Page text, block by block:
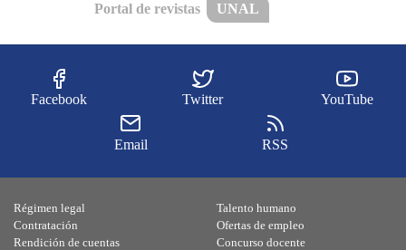
Portal de revistas UNAL
Facebook Twitter YouTube
Email RSS
Régimen legal
Contratación
Rendición de cuentas
Talento humano
Ofertas de empleo
Concurso docente